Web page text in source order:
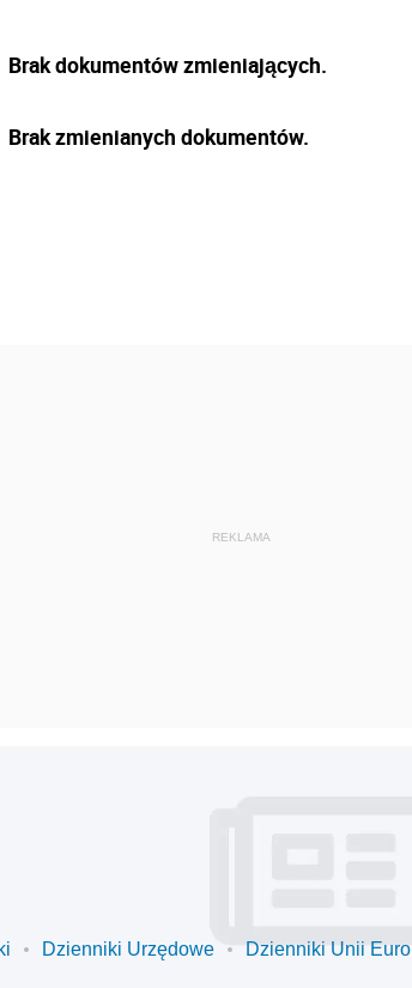
Brak dokumentów zmieniających.
Brak zmienianych dokumentów.
Dzienniki Urzędowe Dzienniki Unii